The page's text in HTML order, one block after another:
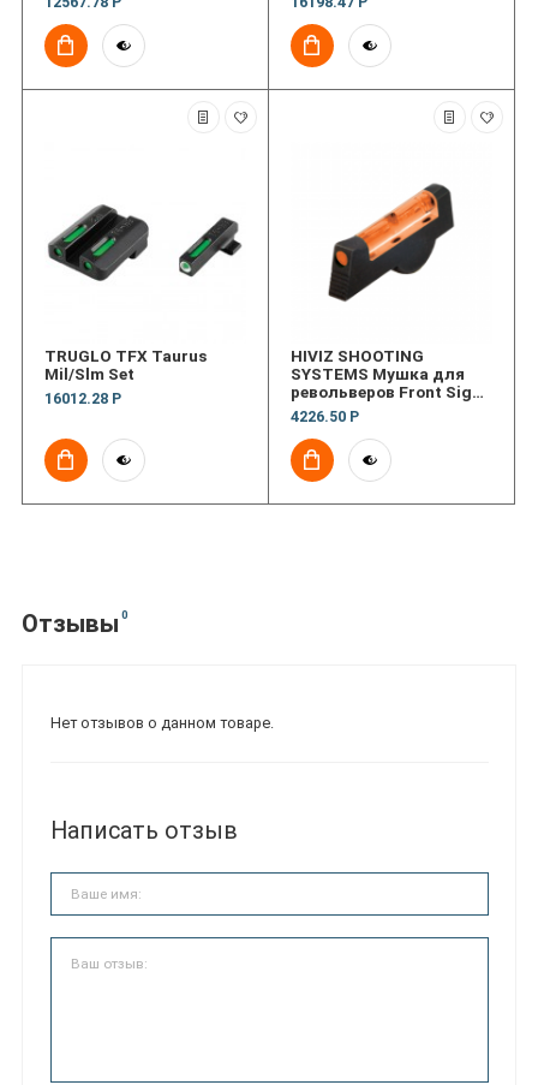
TRUGLO TFX Taurus
Mil/Slm Set
16012.28 Р
HIVIZ SHOOTING
SYSTEMS Мушка для
револьверов Front Sight
for Revolvers
4226.50 Р
Отзывы 0
Нет отзывов о данном товаре.
Написать отзыв